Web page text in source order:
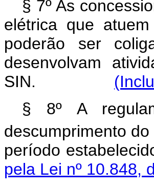
§ 7º As
elétrica que
poderão ser
desenvolvam
SIN.
§ 8º A
descumprimento
período
pela Lei nº 10.848,